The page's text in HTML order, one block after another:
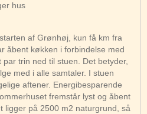
hus
af Grønhøj, kun få km fra
åbent køkken i forbindelse med
trin ned til stuen. Det betyder,
med i alle samtaler. I stuen
aftener. Energibesparende
fremstår lyst og åbent
ligger på 2500 m2 naturgrund, så